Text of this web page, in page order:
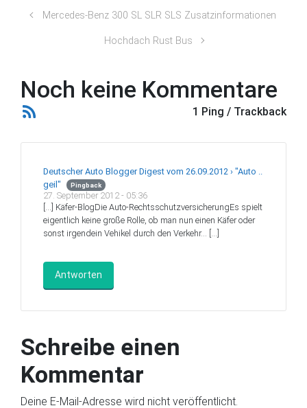
Mercedes-Benz 300 SL SLR SLS Zusatzinformationen
Hochdach Rust Bus
Noch keine Kommentare
1 Ping / Trackback
Deutscher Auto Blogger Digest vom 26.09.2012 › "Auto ..
geil"
Pingback
27. September 2012 - 05:36
[…] Käfer-BlogDie Auto-RechtsschutzversicherungEs spielt
eigentlich keine große Rolle, ob man nun einen Käfer oder
sonst irgendein Vehikel durch den Verkehr… […]
Antworten
Schreibe einen
Kommentar
Deine E-Mail-Adresse wird nicht veröffentlicht.